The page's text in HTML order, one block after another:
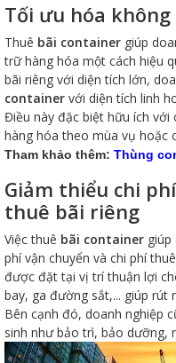
Tối ưu hóa
Thuê bãi container giúp
trữ hàng hóa một cách hiệu
bãi riêng với diện tích lớn,
container với diện tích linh
Điều này đặc biệt hữu ích với
hàng hóa theo mùa vụ hoặc
Tham khảo thêm: Thùng
Giảm thiểu chi
thuê bãi riêng
Việc thuê bãi container giúp
phí vận chuyển và chi phí
được đặt tại vị trí thuận lợi
bay, ga đường sắt,... giúp rút
Bên cạnh đó, doanh nghiệp
sinh như bảo trì, bảo dưỡng,